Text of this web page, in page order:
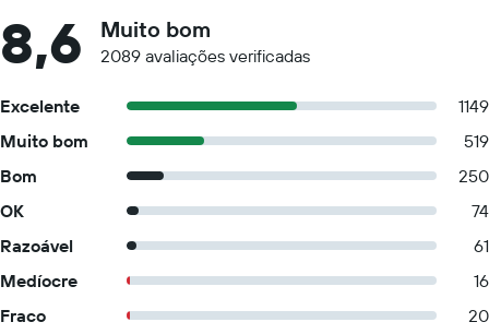
8,6 Muito bom
2089 avaliações verificadas
Excelente
1149
Muito bom
519
Bom
250
OK
74
Razoável
61
Medíocre
16
Fraco
20